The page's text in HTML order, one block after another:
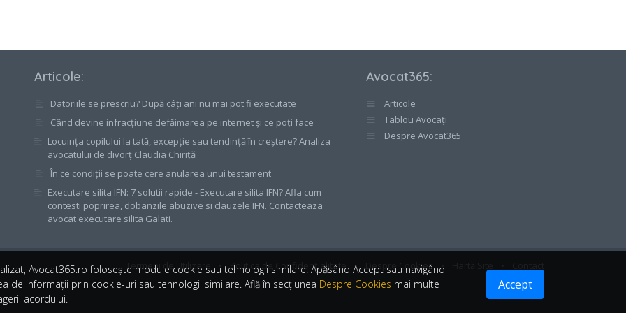
Articole:
Datoriile se prescriu? După câți ani nu mai pot fi executate
Când devine infracțiune defăimarea pe internet și ce poți face
Locuința copilului la tată, excepție sau tendință în creștere? Analiza
avocatului de divorț Claudia Chiriță
În ce condiții se poate cere anularea unui testament
Executare silita IFN: 7 solutii rapide - Executare silita IFN? Afla cum
contesti poprirea, dobanzile abuzive si clauzele IFN. Contacteaza
avocat executare silita Galati.
Avocat365:
Articole
Tablou Avocați
Despre Avocat365
Termeni de Utilizare • Politica de Confidențialitate • Despre Cookies •
Avocat365.ro folosește module cookie sau tehnologii similare. Apăsând Accept sau navigând
de informații prin cookie-uri sau tehnologii similare. Află în secțiunea Despre Cookies mai multe
acordului.
Accept